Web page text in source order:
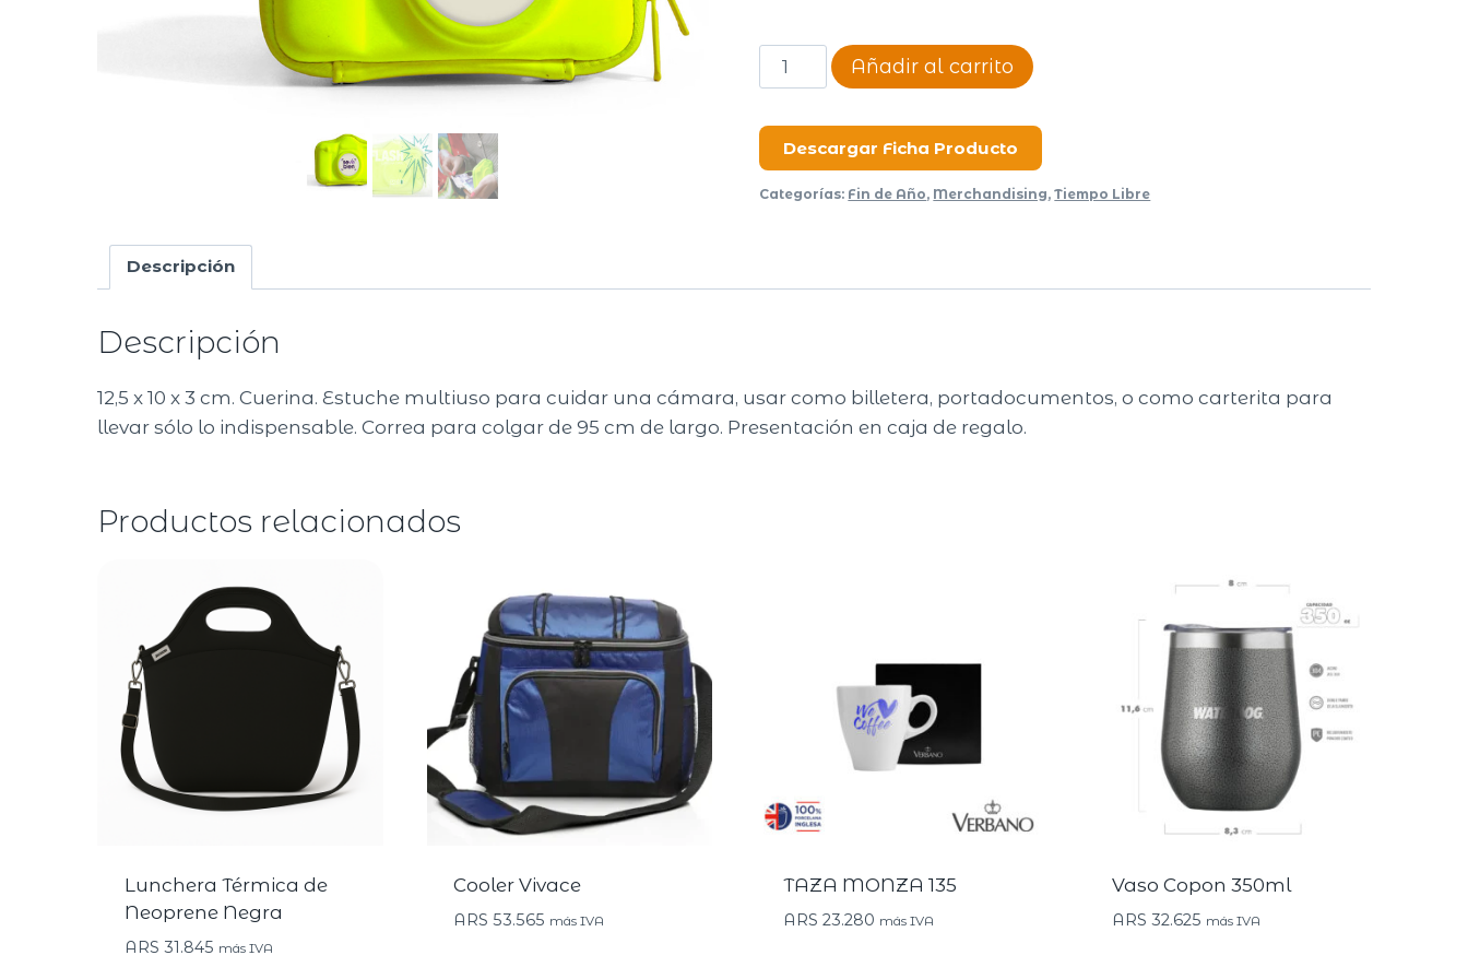
Estuche
Multiuso
G47
cantidad
Añadir al carrito
Descargar Ficha Producto
Categorías: Fin de Año, Merchandising,Tiempo Libre
Descripción
Descripción
12,5 x 10 x 3 cm. Cuerina. Estuche multiuso para cuidar una cámara, usar como billetera, portadocumentos, o como carterita para
llevar sólo lo indispensable. Correa para colgar de 95 cm de largo. Presentación en caja de regalo.
Productos relacionados
Lunchera Térmica de
Neoprene Negra
ARS 31.845 más IVA
Cooler Vivace
ARS 53.565 más IVA
TAZA MONZA 135
ARS 23.280 más IVA
Vaso Copon 350ml
ARS 32.625 más IVA